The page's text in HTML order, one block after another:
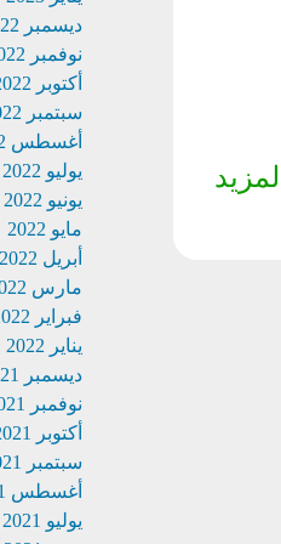
ديسمبر 2022
نوفمبر 2022
أكتوبر 2022
سبتمبر 2022
أغسطس 2022
يوليو 2022
يونيو 2022
مايو 2022
أبريل 2022
مارس 2022
فبراير 2022
يناير 2022
ديسمبر 2021
نوفمبر 2021
أكتوبر 2021
سبتمبر 2021
أغسطس 2021
يوليو 2021